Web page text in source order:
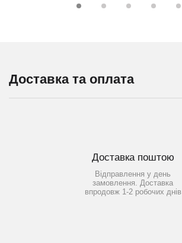
Доставка та оплата
Доставка поштою
Відправлення у день
замовлення. Доставка
впродовж 1-2 робочих днів